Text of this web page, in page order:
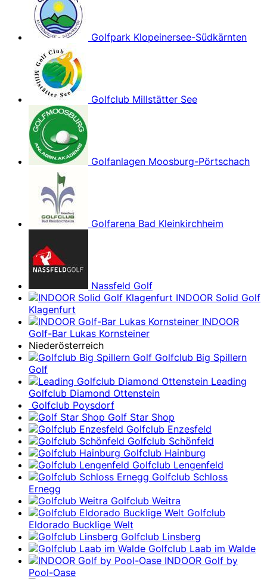
Golfpark Klopeinersee-Südkärnten
Golfclub Millstätter See
Golfanlagen Moosburg-Pörtschach
Golfarena Bad Kleinkirchheim
Nassfeld Golf
INDOOR Solid Golf
Klagenfurt
INDOOR
Golf-Bar Lukas Kornsteiner
Niederösterreich
Golfclub Big Spillern
Golf
Leading
Golfclub Diamond Ottenstein
Golfclub Poysdorf
Golf Star Shop
Golfclub Enzesfeld
Golfclub Schönfeld
Golfclub Hainburg
Golfclub Lengenfeld
Golfclub Schloss
Ernegg
Golfclub Weitra
Golfclub
Eldorado Bucklige Welt
Golfclub Linsberg
Golfclub Laab im Walde
INDOOR Golf by
Pool-Oase